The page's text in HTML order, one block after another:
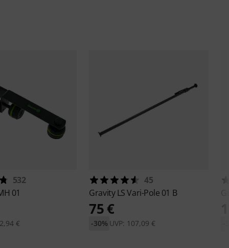
532
01
€
45
GravityLS Vari-Pole 01 B
75 €
UVP: 107,09 €
-30%